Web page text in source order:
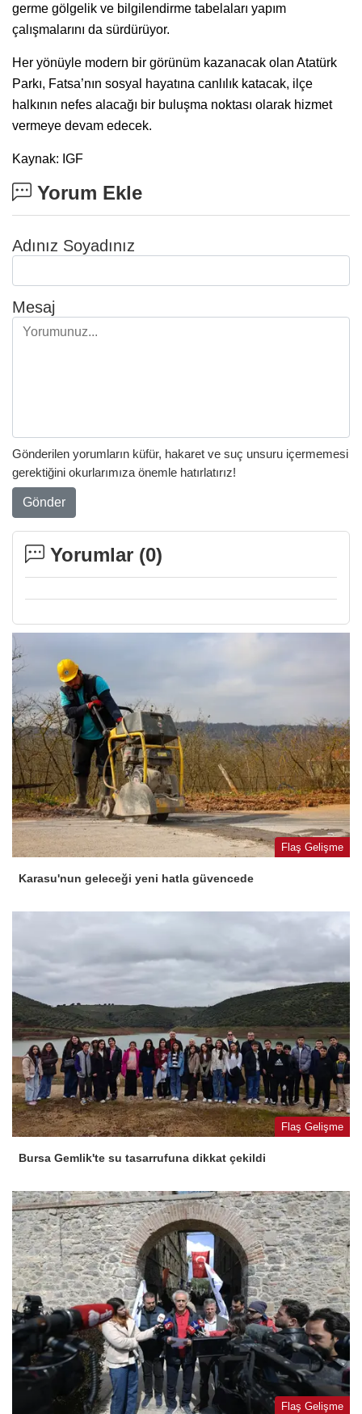
germe gölgelik ve bilgilendirme tabelaları yapım
çalışmalarını da sürdürüyor.
Her yönüyle modern bir görünüm kazanacak olan Atatürk
Parkı, Fatsa’nın sosyal hayatına canlılık katacak, ilçe
halkının nefes alacağı bir buluşma noktası olarak hizmet
vermeye devam edecek.
Kaynak: IGF
Yorum Ekle
Adınız Soyadınız
Mesaj
Gönderilen yorumların küfür, hakaret ve suç unsuru içermemesi
gerektiğini okurlarımıza önemle hatırlatırız!
Gönder
Yorumlar (0)
Flaş Gelişme
Karasu'nun geleceği yeni hatla güvencede
Flaş Gelişme
Bursa Gemlik'te su tasarrufuna dikkat çekildi
Flaş Gelişme